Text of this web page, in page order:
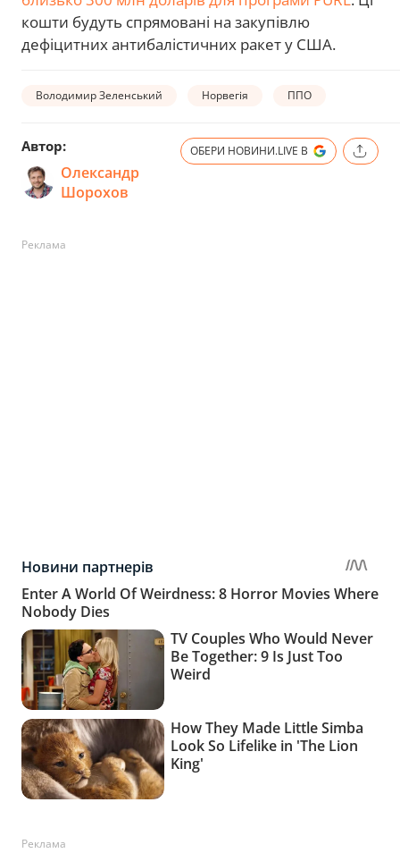
кошти будуть спрямовані на закупівлю
дефіцитних антибалістичних ракет у США.
Володимир Зеленський Норвегія ППО
Автор:
Олександр
Шорохов
ОБЕРИ НОВИНИ.LIVE В
Реклама
Реклама